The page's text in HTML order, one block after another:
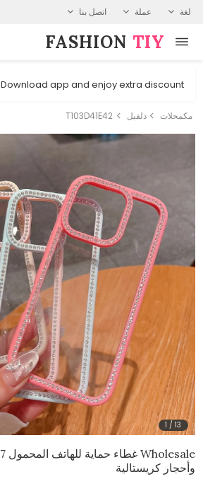
لغة عملة اتصل بنا
FASHION⁠ TIY
Download app and enjoy extra discount
مكمحلات دلفيل T103D41E42
1 /13
وأحجار كريستالية